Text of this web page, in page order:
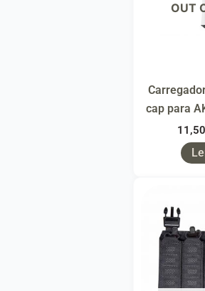
OUT
cap para
11,50